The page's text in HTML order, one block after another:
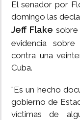
El senador por
domingo las
Jeff Flake sobre
evidencia sobre
contra una
Cuba.
"Es un hecho
gobierno de
víctimas de